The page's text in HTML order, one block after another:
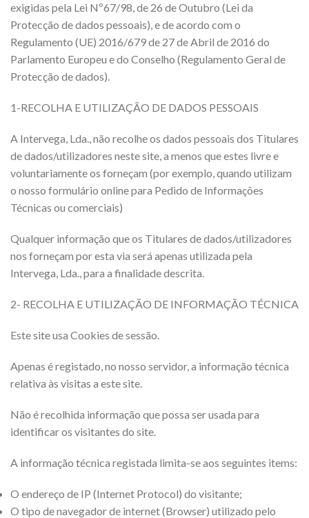
exigidas pela Lei Nº67/98, de 26 de Outubro (Lei da
Protecção de dados pessoais), e de acordo com o
Regulamento (UE) 2016/679 de 27 de Abril de 2016 do
Parlamento Europeu e do Conselho (Regulamento Geral de
Protecção de dados).
1-RECOLHA E UTILIZAÇÃO DE DADOS PESSOAIS
A Intervega, Lda., não recolhe os dados pessoais dos Titulares
de dados/utilizadores neste site, a menos que estes livre e
voluntariamente os forneçam (por exemplo, quando utilizam
o nosso formulário online para Pedido de Informações
Técnicas ou comerciais)
Qualquer informação que os Titulares de dados/utilizadores
nos forneçam por esta via será apenas utilizada pela
Intervega, Lda., para a finalidade descrita.
2- RECOLHA E UTILIZAÇÃO DE INFORMAÇÃO TÉCNICA
Este site usa Cookies de sessão.
Apenas é registado, no nosso servidor, a informação técnica
relativa às visitas a este site.
Não é recolhida informação que possa ser usada para
identificar os visitantes do site.
A informação técnica registada limita-se aos seguintes items:
O endereço de IP (Internet Protocol) do visitante;
O tipo de navegador de internet (Browser) utilizado pelo